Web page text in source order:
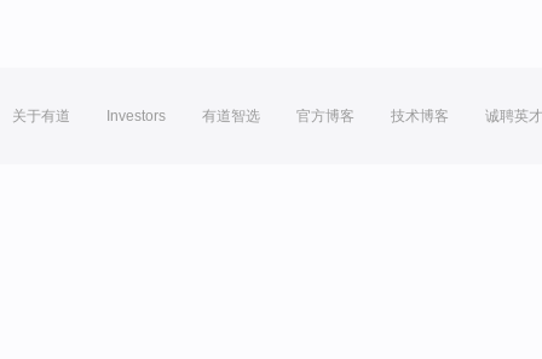
关于有道 Investors 有道智选 官方博客 技术博客 诚聘英才